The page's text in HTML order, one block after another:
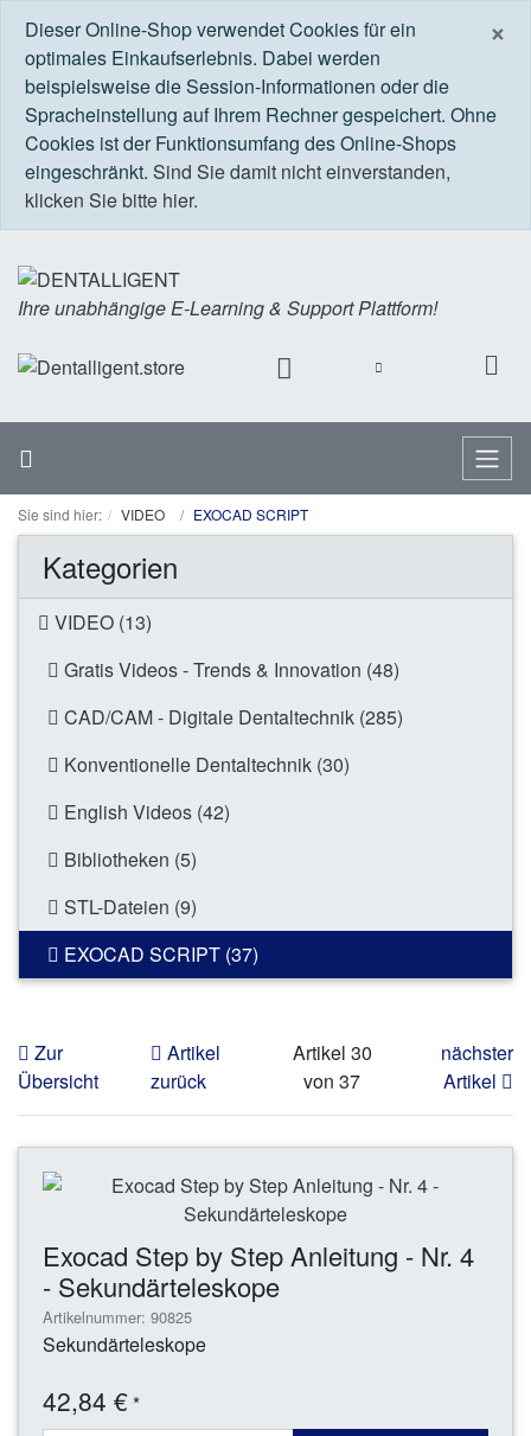
×
Dieser Online-Shop verwendet Cookies für ein
optimales Einkaufserlebnis. Dabei werden
beispielsweise die Session-Informationen oder die
Spracheinstellung auf Ihrem Rechner gespeichert. Ohne
Cookies ist der Funktionsumfang des Online-Shops
eingeschränkt. Sind Sie damit nicht einverstanden,
klicken Sie bitte hier.
Ihre unabhängige E-Learning & Support Plattform!
Menü
Sie sind hier: VIDEO EXOCAD SCRIPT
Kategorien
VIDEO (13)
Gratis Videos - Trends & Innovation (48)
CAD/CAM - Digitale Dentaltechnik (285)
Konventionelle Dentaltechnik (30)
English Videos (42)
Bibliotheken (5)
STL-Dateien (9)
EXOCAD SCRIPT (37)
Zur
Übersicht
Artikel
zurück
Artikel 30
von 37
nächster
Artikel
Exocad Step by Step Anleitung - Nr. 4
- Sekundärteleskope
Artikelnummer: 90825
Sekundärteleskope
42,84 €*